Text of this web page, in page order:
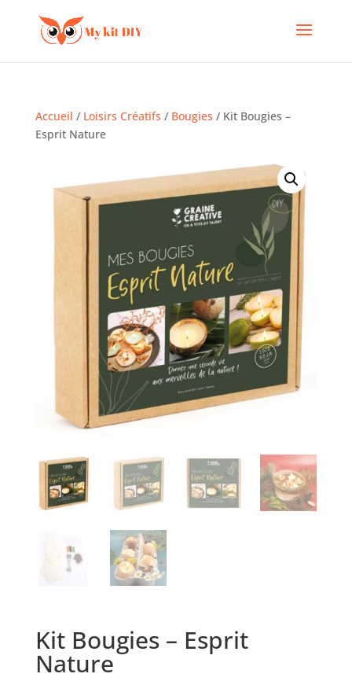
Accueil / Loisirs Créatifs / Bougies / Kit Bougies –
Esprit Nature
Kit Bougies – Esprit
Nature